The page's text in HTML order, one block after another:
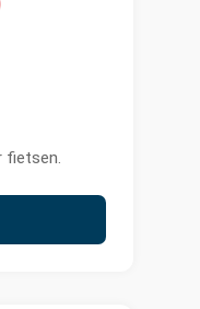
fietsen.